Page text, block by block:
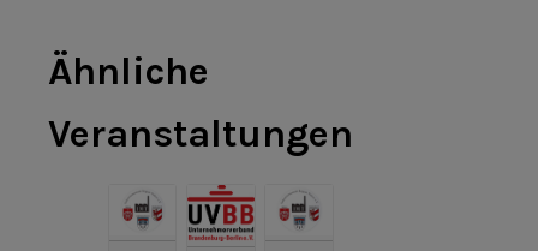
Ähnliche
Veranstaltungen